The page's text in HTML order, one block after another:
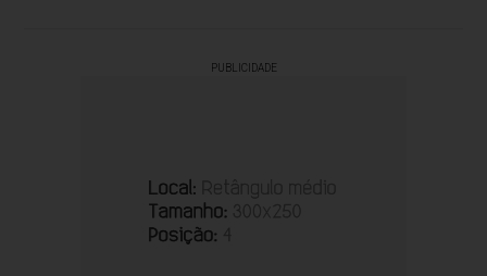
PUBLICIDADE